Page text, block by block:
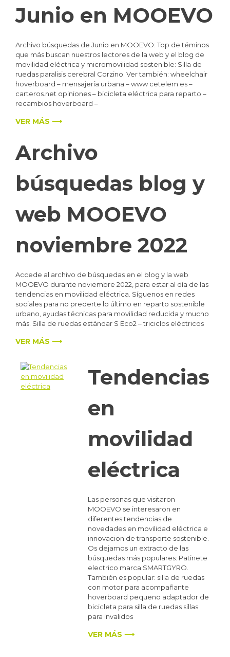
Junio en MOOEVO
Archivo búsquedas de Junio en MOOEVO: Top de téminos
que más buscan nuestros lectores de la web y el blog de
movilidad eléctrica y micromovilidad sostenible: Silla de
ruedas paralisis cerebral Corzino. Ver también: wheelchair
hoverboard – mensajería urbana – www cetelem es –
carteros.net opiniones – bicicleta eléctrica para reparto –
recambios hoverboard –
VER MÁS ⟶
Archivo
búsquedas blog y
web MOOEVO
noviembre 2022
Accede al archivo de búsquedas en el blog y la web
MOOEVO durante noviembre 2022, para estar al día de las
tendencias en movilidad eléctrica. Síguenos en redes
sociales para no prederte lo último en reparto sostenible
urbano, ayudas técnicas para movilidad reducida y mucho
más. Silla de ruedas estándar S Eco2 – triciclos eléctricos
VER MÁS ⟶
Tendencias
en
movilidad
eléctrica
Las personas que visitaron
MOOEVO se interesaron en
diferentes tendencias de
novedades en movilidad eléctrica e
innovacion de transporte sostenible.
Os dejamos un extracto de las
búsquedas más populares: Patinete
electrico marca SMARTGYRO.
También es popular: silla de ruedas
con motor para acompañante
hoverboard pequeno adaptador de
bicicleta para silla de ruedas sillas
para invalidos
VER MÁS ⟶